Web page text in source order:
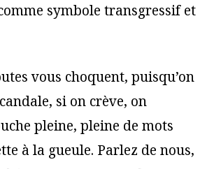
symbole transgressif et
vous choquent, puisqu’on
si on crève, on
pleine, pleine de mots
à la gueule. Parlez de nous,